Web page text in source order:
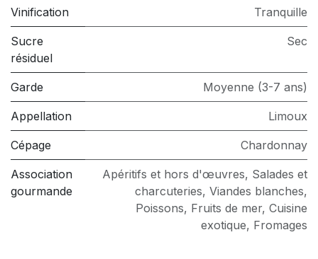
Vinification Tranquille
Sucre
résiduel
Sec
Garde Moyenne (3-7 ans)
Appellation Limoux
Cépage Chardonnay
Association
gourmande
Apéritifs et hors d'œuvres, Salades et
charcuteries, Viandes blanches,
Poissons, Fruits de mer, Cuisine
exotique, Fromages